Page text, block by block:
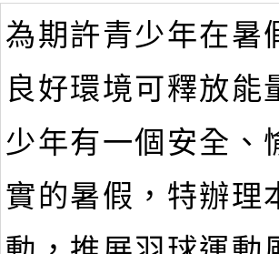
為期許青少年在暑
良好環境可釋放能
少年有一個安全、
實的暑假，特辦理